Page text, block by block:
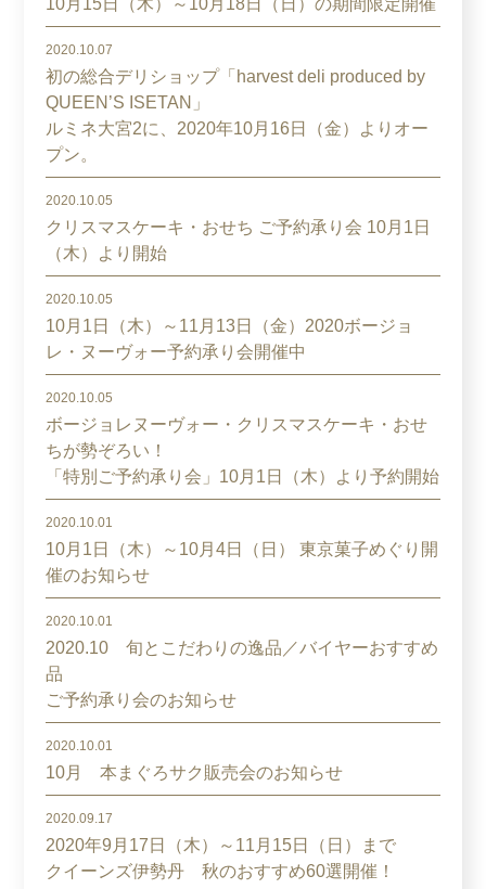
10月15日（木）～10月18日（日）の期間限定開催
2020.10.07
初の総合デリショップ「harvest deli produced by
QUEEN’S ISETAN」
ルミネ大宮2に、2020年10月16日（金）よりオー
プン。
2020.10.05
クリスマスケーキ・おせち ご予約承り会 10月1日
（木）より開始
2020.10.05
10月1日（木）～11月13日（金）2020ボージョ
レ・ヌーヴォー予約承り会開催中
2020.10.05
ボージョレヌーヴォー・クリスマスケーキ・おせ
ちが勢ぞろい！
「特別ご予約承り会」10月1日（木）より予約開始
2020.10.01
10月1日（木）～10月4日（日） 東京菓子めぐり開
催のお知らせ
2020.10.01
2020.10 旬とこだわりの逸品／バイヤーおすすめ
品
ご予約承り会のお知らせ
2020.10.01
10月 本まぐろサク販売会のお知らせ
2020.09.17
2020年9月17日（木）～11月15日（日）まで
クイーンズ伊勢丹 秋のおすすめ60選開催！